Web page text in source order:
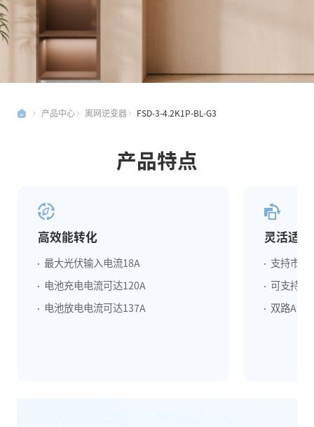
产品中心 离网逆变器 FSD-3-4.2K1P-BL-G3
产品特点
高效能转化
最大光伏输入电流18A
电池充电电流可达120A
电池放电电流可达137A
灵活适配
支持市电
可支持9
双路AC